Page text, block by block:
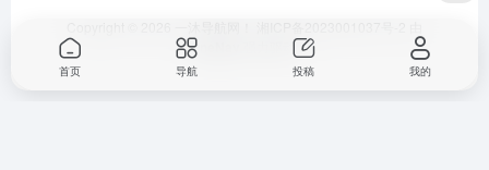
OneNav 强力驱动
首页 导航 投稿 我的